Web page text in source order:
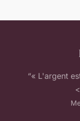
“« L'argent